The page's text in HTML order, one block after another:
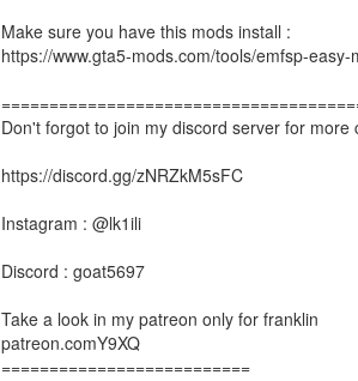
Make sure you have this mods install :
https://www.gta5-mods.com/tools/emfsp-
Don't forgot to join my discord server for
https://discord.gg/zNRZkM5sFC
Instagram : @lk1ili
Discord : goat5697
Take a look in my patreon only for franklin
patreon.comY9XQ
==========================